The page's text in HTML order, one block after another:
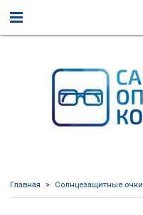
Главная Солнцезащитные очки